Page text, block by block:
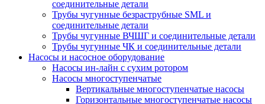
соединительные детали
Трубы чугунные безраструбные SML и
соединительные детали
Трубы чугунные ВЧШГ и соединительные детали
Трубы чугунные ЧК и соединительные детали
Насосы и насосное оборудование
Насосы ин-лайн с сухим ротором
Насосы многоступенчатые
Вертикальные многоступенчатые насосы
Горизонтальные многоступенчатые насосы